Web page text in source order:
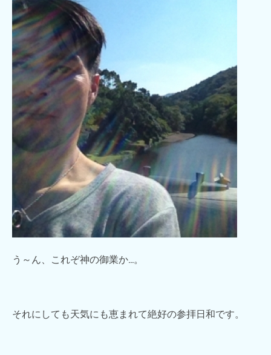
う～ん、これぞ神の御業か…。
それにしても天気にも恵まれて絶好の参拝日和です。